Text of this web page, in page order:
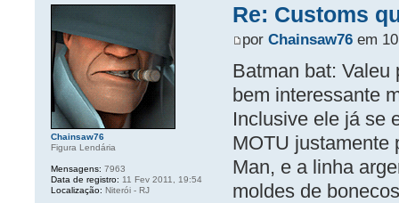
Re: Customs
por Chainsaw76em 10
Batman bat:
bem interessante
Inclusive ele já se
MOTU justamente
Man, e a linha
moldes de
Chainsaw76
Figura Lendária
Mensagens: 7963
Data de registro: 11 Fev 2011, 19:54
Localização: Niterói - RJ